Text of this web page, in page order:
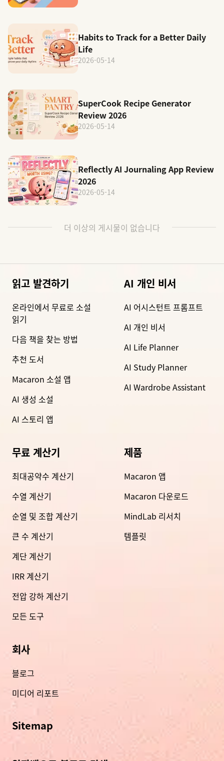
Habits to Track for a Better Daily
Life
2026-05-14
SuperCook Recipe Generator
Review 2026
2026-05-14
Reflectly AI Journaling App Review
2026
2026-05-14
더 이상의 게시물이 없습니다
읽고 발견하기
온라인에서 무료로 소설
읽기
다음 책을 찾는 방법
추천 도서
Macaron 소설 앱
AI 생성 소설
AI 스토리 앱
AI 개인 비서
AI 어시스턴트 프롬프트
AI 개인 비서
AI Life Planner
AI Study Planner
AI Wardrobe Assistant
무료 계산기
최대공약수 계산기
수열 계산기
순열 및 조합 계산기
큰 수 계산기
계단 계산기
IRR 계산기
전압 강하 계산기
모든 도구
제품
Macaron 앱
Macaron 다운로드
MindLab 리서치
템플릿
회사
블로그
미디어 리포트
Sitemap